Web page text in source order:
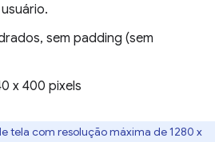
sem padding (sem
x 400 pixels
tela com resolução máxima de 1280 x